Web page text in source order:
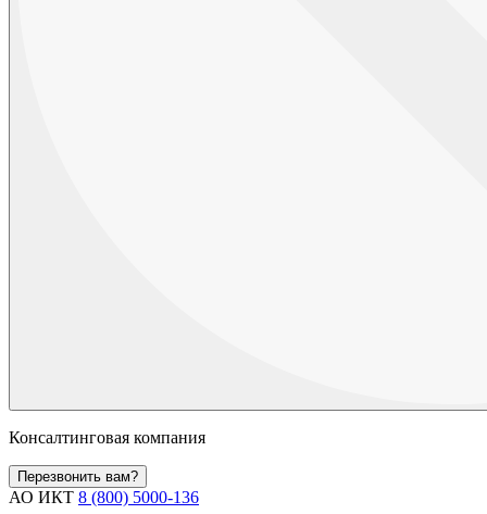
Консалтинговая компания
Перезвонить вам?
АО ИКТ 8 (800) 5000-136